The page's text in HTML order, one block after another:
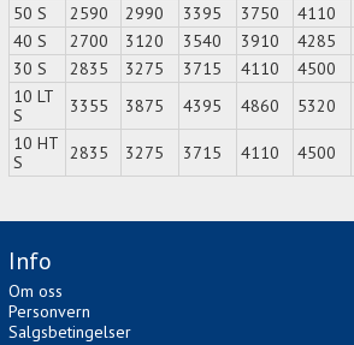
50 S
2590 2990 3395 3750 4110
40 S
2700 3120 3540 3910 4285
30 S
2835 3275 3715 4110 4500
10 LT
S
3355 3875 4395 4860 5320
10 HT
S
2835 3275 3715 4110 4500
Info
Om oss
Personvern
Salgsbetingelser